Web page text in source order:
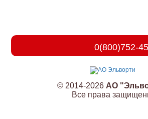
0(800)752-
© 2014-2026 АО
Все права